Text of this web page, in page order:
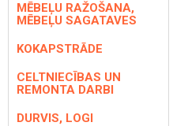
MĒBEĻU RAŽOŠANA,
MĒBEĻU SAGATAVES
KOKAPSTRĀDE
CELTNIECĪBAS UN
REMONTA DARBI
DURVIS, LOGI